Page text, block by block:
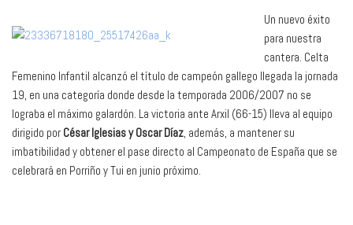
Un nuevo éxito
para nuestra
cantera. Celta
Femenino Infantil alcanzó el título de campeón gallego llegada la jornada
19, en una categoría donde desde la temporada 2006/2007 no se
lograba el máximo galardón. La victoria ante Arxil (66-15) lleva al equipo
dirigido porCésar Iglesias y Oscar Díaz, además, a mantener su
imbatibilidad y obtener el pase directo al Campeonato de España que se
celebrará en Porriño y Tui en junio próximo.